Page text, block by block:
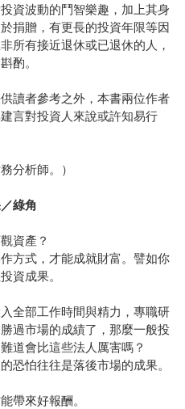
資波動的鬥智樂趣，加上其身
捐贈，有更長的投資年限等因
所有接近退休或已退休的人，
酌。
讀者參考之外，本書兩位作者
言對投資人來說或許知易行
分析師。）
綠角
資產？
方式，才能成就財富。譬如你
資成果。
全部工作時間與精力，專職研
過市場的成績了，那麼一般投
道會比這些法人厲害嗎？
恐怕往往是落後市場的成果。
帶來好報酬。